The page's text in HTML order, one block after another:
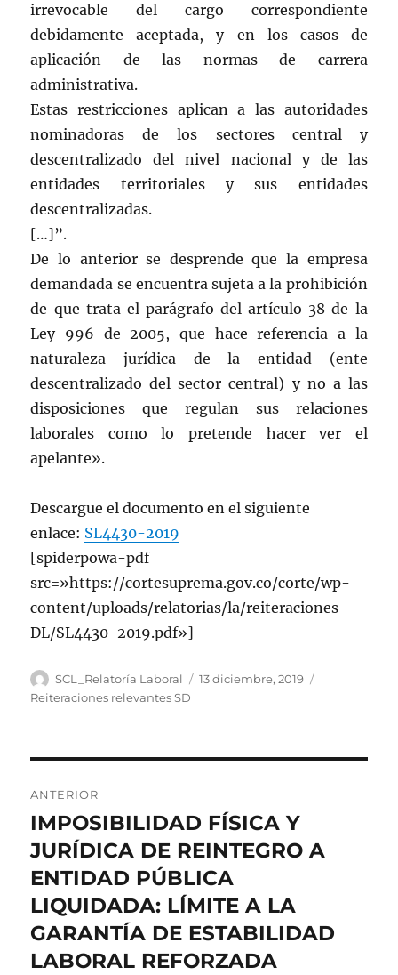
irrevocable del cargo correspondiente
debidamente aceptada, y en los casos de
aplicación de las normas de carrera
administrativa.
Estas restricciones aplican a las autoridades
nominadoras de los sectores central y
descentralizado del nivel nacional y de las
entidades territoriales y sus entidades
descentralizadas.
[…]”.
De lo anterior se desprende que la empresa
demandada se encuentra sujeta a la prohibición
de que trata el parágrafo del artículo 38 de la
Ley 996 de 2005, que hace referencia a la
naturaleza jurídica de la entidad (ente
descentralizado del sector central) y no a las
disposiciones que regulan sus relaciones
laborales como lo pretende hacer ver el
apelante».
Descargue el documento en el siguiente
enlace: SL4430-2019
[spiderpowa-pdf
src=»https://cortesuprema.gov.co/corte/wp-
content/uploads/relatorias/la/reiteraciones
DL/SL4430-2019.pdf»]
Autor
SCL_Relatoría Laboral
Publicado
13 diciembre, 2019
Reiteraciones relevantes SD
de
entradas
ANTERIOR
Entrada
anterior:
IMPOSIBILIDAD FÍSICA Y
JURÍDICA DE REINTEGRO A
ENTIDAD PÚBLICA
LIQUIDADA: LÍMITE A LA
GARANTÍA DE ESTABILIDAD
LABORAL REFORZADA